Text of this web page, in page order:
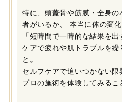
特に、頭蓋骨や筋膜・全身
者がいるか、 本当に体の変
「短時間で一時的な結果を
ケアで疲れや肌トラブルを繰
と。
セルフケアで追いつかない
プロの施術を体験してみるこ